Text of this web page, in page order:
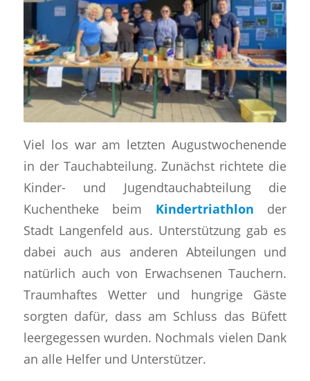
Viel los war am letzten Augustwochenende
in der Tauchabteilung. Zunächst richtete die
Kinder- und Jugendtauchabteilung die
Kuchentheke beim Kindertriathlon der
Stadt Langenfeld aus. Unterstützung gab es
dabei auch aus anderen Abteilungen und
natürlich auch von Erwachsenen Tauchern.
Traumhaftes Wetter und hungrige Gäste
sorgten dafür, dass am Schluss das Büfett
leergegessen wurden. Nochmals vielen Dank
an alle Helfer und Unterstützer.